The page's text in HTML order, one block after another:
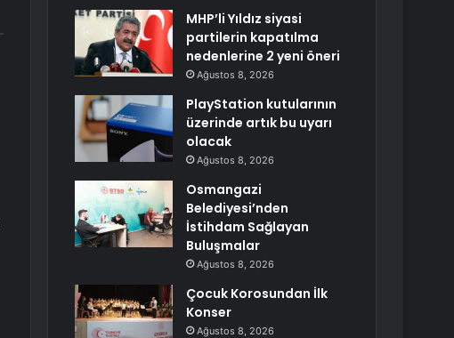
MHP’li Yıldız siyasi
partilerin kapatılma
nedenlerine 2 yeni öneri
Ağustos 8, 2026
PlayStation kutularının
üzerinde artık bu uyarı
olacak
Ağustos 8, 2026
Osmangazi
Belediyesi’nden
İstihdam Sağlayan
Buluşmalar
Ağustos 8, 2026
Çocuk Korosundan İlk
Konser
Ağustos 8, 2026